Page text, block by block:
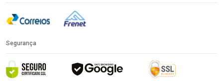
Segurança